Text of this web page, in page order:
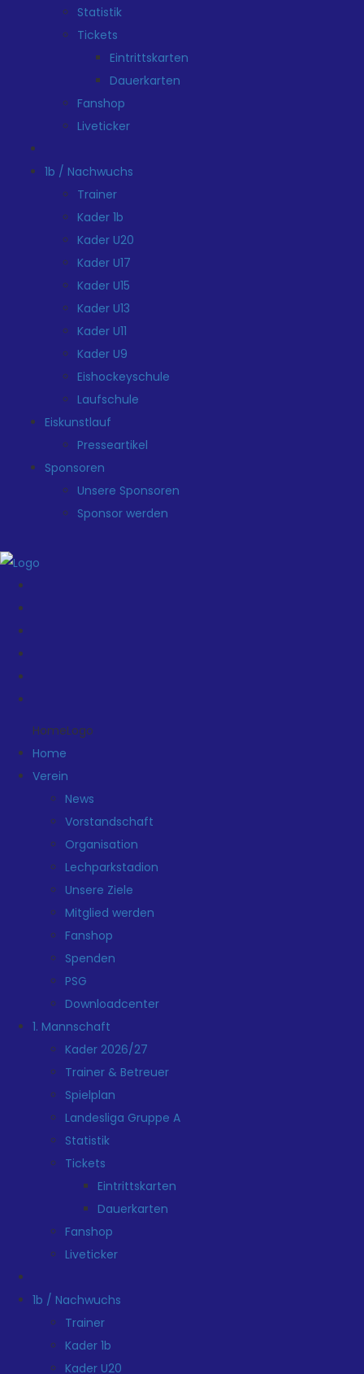
Statistik
Tickets
Eintrittskarten
Dauerkarten
Fanshop
Liveticker
1b / Nachwuchs
Trainer
Kader 1b
Kader U20
Kader U17
Kader U15
Kader U13
Kader U11
Kader U9
Eishockeyschule
Laufschule
Eiskunstlauf
Presseartikel
Sponsoren
Unsere Sponsoren
Sponsor werden
HomeLogo
Home
Verein
News
Vorstandschaft
Organisation
Lechparkstadion
Unsere Ziele
Mitglied werden
Fanshop
Spenden
PSG
Downloadcenter
1. Mannschaft
Kader 2026/27
Trainer & Betreuer
Spielplan
Landesliga Gruppe A
Statistik
Tickets
Eintrittskarten
Dauerkarten
Fanshop
Liveticker
1b / Nachwuchs
Trainer
Kader 1b
Kader U20